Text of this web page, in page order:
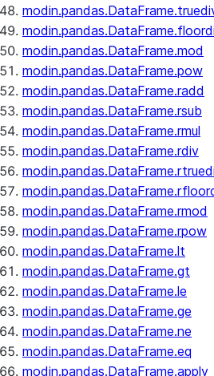
modin.pandas.DataFrame.mod
modin.pandas.DataFrame.pow
modin.pandas.DataFrame.radd
modin.pandas.DataFrame.rsub
modin.pandas.DataFrame.rmul
modin.pandas.DataFrame.rdiv
modin.pandas.DataFrame.rmod
modin.pandas.DataFrame.rpow
modin.pandas.DataFrame.lt
modin.pandas.DataFrame.gt
modin.pandas.DataFrame.le
modin.pandas.DataFrame.ge
modin.pandas.DataFrame.ne
modin.pandas.DataFrame.eq
modin.pandas.DataFrame.apply